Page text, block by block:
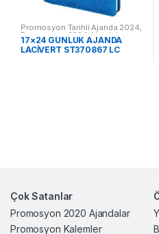
Promosyon Tarihli Ajanda 2024,
Promosyon 2024 Ajandalar
17×24 GÜNLÜK AJANDA
LACİVERT ST370867 LC
Çok Satanlar
Promosyon 2020 Ajandalar
Promosyon Kalemler